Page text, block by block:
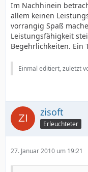
Im Nachhinein
allem keinen
vorrangig Spaß
Leistungsfähigkeit
Begehrlichkeiten. Ein
Einmal editiert, zuletzt
zisoft
Erleuchteter
27. Januar 2010 um 19:21